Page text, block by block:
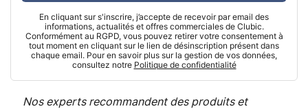
En cliquant sur s'inscrire, j’accepte de recevoir par email des
informations, actualités et offres commerciales de Clubic.
Conformément au RGPD, vous pouvez retirer votre consentement à
tout moment en cliquant sur le lien de désinscription présent dans
chaque email. Pour en savoir plus sur la gestion de vos données,
consultez notre Politique de confidentialité
Nos experts recommandent des produits et